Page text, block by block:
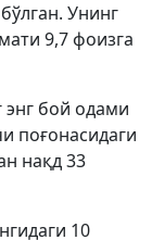
Унинг
9,7 фоизга
бой одами
поғонасидаги
нақд 33
10